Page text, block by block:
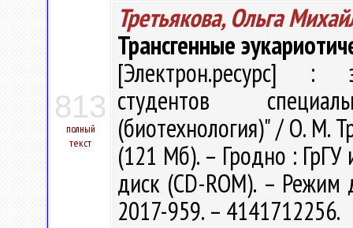
813
полный
текст
Третьякова, Ольга
Трансгенные
[Электрон.ресурс] :
студентов
(биотехнология)" / О. М.
(121 Мб). – Гродно : ГрГУ
диск (CD-ROM). –
2017-959. – 4141712256.